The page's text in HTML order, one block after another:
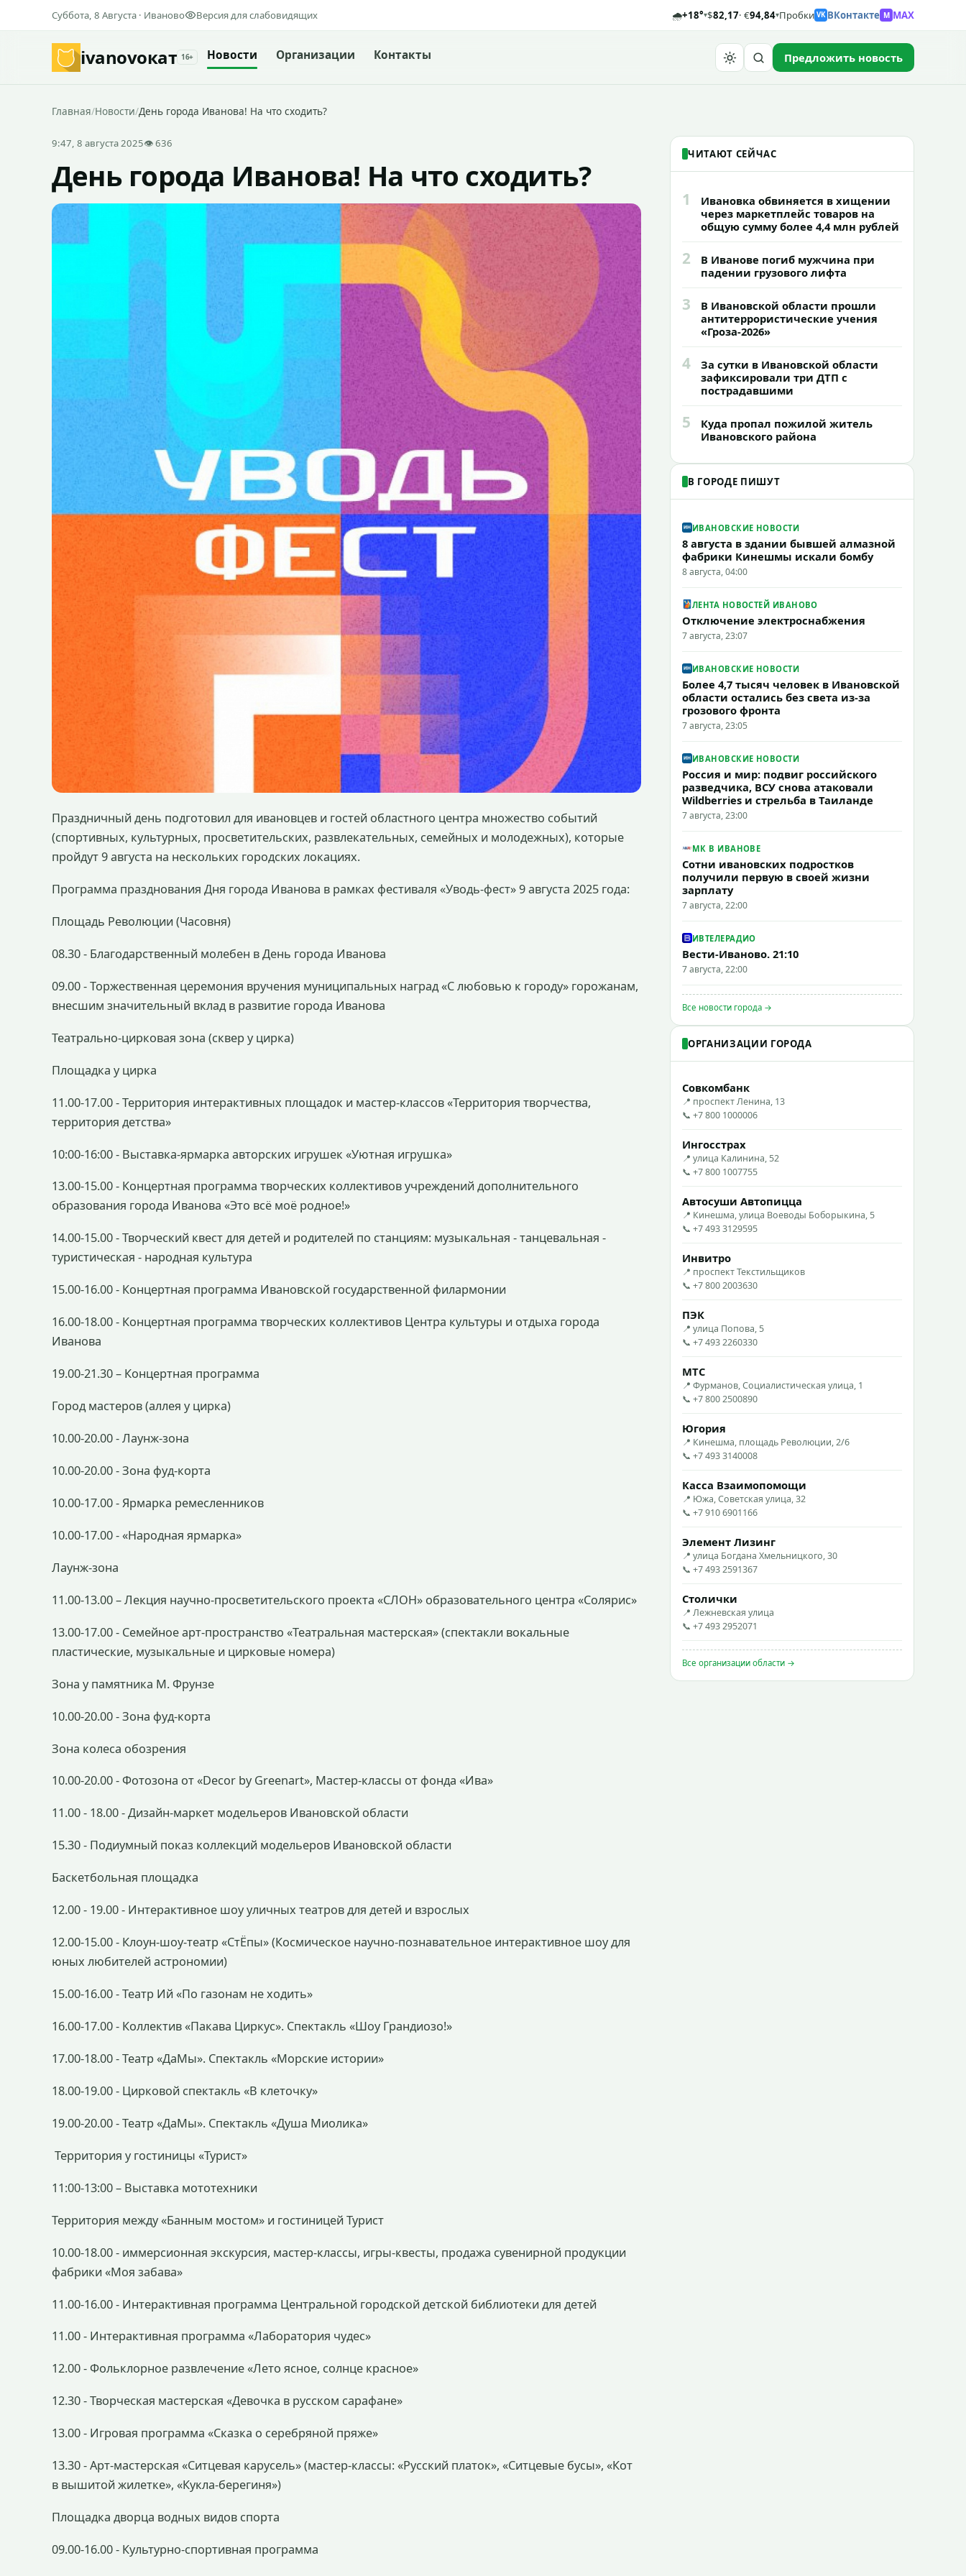
Суббота, 8 Августа · Иваново Версия для слабовидящих 🌧️+18°▾$82,17· €94,84▾Пробки VK ВКонтакте M MAX
ivanovoкат 16+ Новости Организации Контакты Предложить новость
Главная/Новости/День города Иванова! На что сходить?
9:47, 8 августа 2025👁 636
День города Иванова! На что сходить?
Праздничный день подготовил для ивановцев и гостей областного центра множество событий
(спортивных, культурных, просветительских, развлекательных, семейных и молодежных), которые
пройдут 9 августа на нескольких городских локациях.
Программа празднования Дня города Иванова в рамках фестиваля «Уводь-фест» 9 августа 2025 года:
Площадь Революции (Часовня)
08.30 - Благодарственный молебен в День города Иванова
09.00 - Торжественная церемония вручения муниципальных наград «С любовью к городу» горожанам,
внесшим значительный вклад в развитие города Иванова
Театрально-цирковая зона (сквер у цирка)
Площадка у цирка
11.00-17.00 - Территория интерактивных площадок и мастер-классов «Территория творчества,
территория детства»
10:00-16:00 - Выставка-ярмарка авторских игрушек «Уютная игрушка»
13.00-15.00 - Концертная программа творческих коллективов учреждений дополнительного
образования города Иванова «Это всё моё родное!»
14.00-15.00 - Творческий квест для детей и родителей по станциям: музыкальная - танцевальная -
туристическая - народная культура
15.00-16.00 - Концертная программа Ивановской государственной филармонии
16.00-18.00 - Концертная программа творческих коллективов Центра культуры и отдыха города
Иванова
19.00-21.30 – Концертная программа
Город мастеров (аллея у цирка)
10.00-20.00 - Лаунж-зона
10.00-20.00 - Зона фуд-корта
10.00-17.00 - Ярмарка ремесленников
10.00-17.00 - «Народная ярмарка»
Лаунж-зона
11.00-13.00 – Лекция научно-просветительского проекта «СЛОН» образовательного центра «Солярис»
13.00-17.00 - Семейное арт-пространство «Театральная мастерская» (спектакли вокальные
пластические, музыкальные и цирковые номера)
Зона у памятника М. Фрунзе
10.00-20.00 - Зона фуд-корта
Зона колеса обозрения
10.00-20.00 - Фотозона от «Decor by Greenart», Мастер-классы от фонда «Ива»
11.00 - 18.00 - Дизайн-маркет модельеров Ивановской области
15.30 - Подиумный показ коллекций модельеров Ивановской области
Баскетбольная площадка
12.00 - 19.00 - Интерактивное шоу уличных театров для детей и взрослых
12.00-15.00 - Клоун-шоу-театр «СтЁпы» (Космическое научно-познавательное интерактивное шоу для
юных любителей астрономии)
15.00-16.00 - Театр Ий «По газонам не ходить»
16.00-17.00 - Коллектив «Пакава Циркус». Спектакль «Шоу Грандиозо!»
17.00-18.00 - Театр «ДаМы». Спектакль «Морские истории»
18.00-19.00 - Цирковой спектакль «В клеточку»
19.00-20.00 - Театр «ДаМы». Спектакль «Душа Миолика»
Территория у гостиницы «Турист»
11:00-13:00 – Выставка мототехники
Территория между «Банным мостом» и гостиницей Турист
10.00-18.00 - иммерсионная экскурсия, мастер-классы, игры-квесты, продажа сувенирной продукции
фабрики «Моя забава»
11.00-16.00 - Интерактивная программа Центральной городской детской библиотеки для детей
11.00 - Интерактивная программа «Лаборатория чудес»
12.00 - Фольклорное развлечение «Лето ясное, солнце красное»
12.30 - Творческая мастерская «Девочка в русском сарафане»
13.00 - Игровая программа «Сказка о серебряной пряже»
13.30 - Арт-мастерская «Ситцевая карусель» (мастер-классы: «Русский платок», «Ситцевые бусы», «Кот
в вышитой жилетке», «Кукла-берегиня»)
Площадка дворца водных видов спорта
09.00-16.00 - Культурно-спортивная программа
ЧИТАЮТ СЕЙЧАС
1
Ивановка обвиняется в хищении
через маркетплейс товаров на
общую сумму более 4,4 млн рублей
2
В Иванове погиб мужчина при
падении грузового лифта
3
В Ивановской области прошли
антитеррористические учения
«Гроза-2026»
4
За сутки в Ивановской области
зафиксировали три ДТП с
пострадавшими
5
Куда пропал пожилой житель
Ивановского района
В ГОРОДЕ ПИШУТ
ИВАНОВСКИЕ НОВОСТИ
8 августа в здании бывшей алмазной
фабрики Кинешмы искали бомбу
8 августа, 04:00
ЛЕНТА НОВОСТЕЙ ИВАНОВО
Отключение электроснабжения
7 августа, 23:07
ИВАНОВСКИЕ НОВОСТИ
Более 4,7 тысяч человек в Ивановской
области остались без света из-за
грозового фронта
7 августа, 23:05
ИВАНОВСКИЕ НОВОСТИ
Россия и мир: подвиг российского
разведчика, ВСУ снова атаковали
Wildberries и стрельба в Таиланде
7 августа, 23:00
МК В ИВАНОВЕ
Сотни ивановских подростков
получили первую в своей жизни
зарплату
7 августа, 22:00
ИВТЕЛЕРАДИО
Вести-Иваново. 21:10
7 августа, 22:00
Все новости города →
ОРГАНИЗАЦИИ ГОРОДА
Совкомбанк
📍 проспект Ленина, 13
📞 +7 800 1000006
Ингосстрах
📍 улица Калинина, 52
📞 +7 800 1007755
Автосуши Автопицца
📍 Кинешма, улица Воеводы Боборыкина, 5
📞 +7 493 3129595
Инвитро
📍 проспект Текстильщиков
📞 +7 800 2003630
ПЭК
📍 улица Попова, 5
📞 +7 493 2260330
МТС
📍 Фурманов, Социалистическая улица, 1
📞 +7 800 2500890
Югория
📍 Кинешма, площадь Революции, 2/6
📞 +7 493 3140008
Касса Взаимопомощи
📍 Южа, Советская улица, 32
📞 +7 910 6901166
Элемент Лизинг
📍 улица Богдана Хмельницкого, 30
📞 +7 493 2591367
Столички
📍 Лежневская улица
📞 +7 493 2952071
Все организации области →